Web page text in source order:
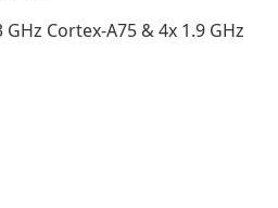
Cortex-A75 & 4x 1.9 GHz